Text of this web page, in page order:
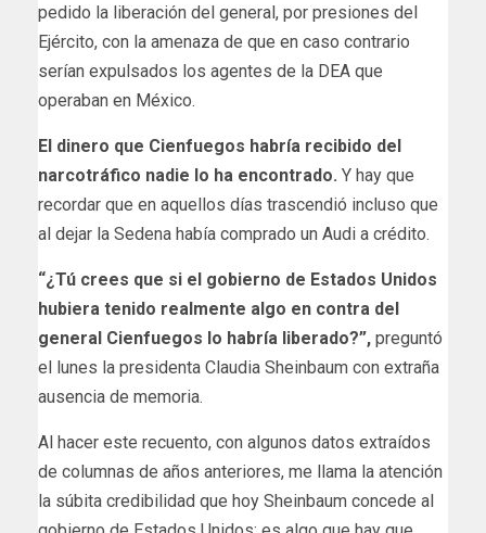
pedido la liberación del general, por presiones del
Ejército, con la amenaza de que en caso contrario
serían expulsados los agentes de la DEA que
operaban en México.
El dinero que Cienfuegos habría recibido del
narcotráfico nadie lo ha encontrado. Y hay que
recordar que en aquellos días trascendió incluso que
al dejar la Sedena había comprado un Audi a crédito.
“¿Tú crees que si el gobierno de Estados Unidos
hubiera tenido realmente algo en contra del
general Cienfuegos lo habría liberado?”, preguntó
el lunes la presidenta Claudia Sheinbaum con extraña
ausencia de memoria.
Al hacer este recuento, con algunos datos extraídos
de columnas de años anteriores, me llama la atención
la súbita credibilidad que hoy Sheinbaum concede al